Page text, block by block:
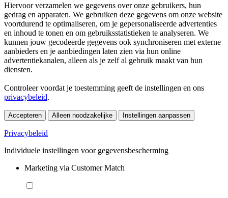
Hiervoor verzamelen we gegevens over onze gebruikers, hun
gedrag en apparaten. We gebruiken deze gegevens om onze website
voortdurend te optimaliseren, om je gepersonaliseerde advertenties
en inhoud te tonen en om gebruiksstatistieken te analyseren. We
kunnen jouw gecodeerde gegevens ook synchroniseren met externe
aanbieders en je aanbiedingen laten zien via hun online
advertentiekanalen, alleen als je zelf al gebruik maakt van hun
diensten.
Controleer voordat je toestemming geeft de instellingen en ons
privacybeleid.
Accepteren Alleen noodzakelijke Instellingen aanpassen
Privacybeleid
Individuele instellingen voor gegevensbescherming
Marketing via Customer Match